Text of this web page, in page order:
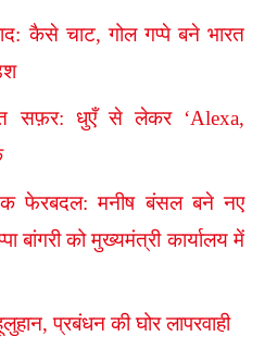
कैसे चाट, गोल गप्पे बने भारत
सफ़र: धुएँ से लेकर ‘Alexa,
फेरबदल: मनीष बंसल बने नए
बांगरी को मुख्यमंत्री कार्यालय में
प्रबंधन की घोर लापरवाही